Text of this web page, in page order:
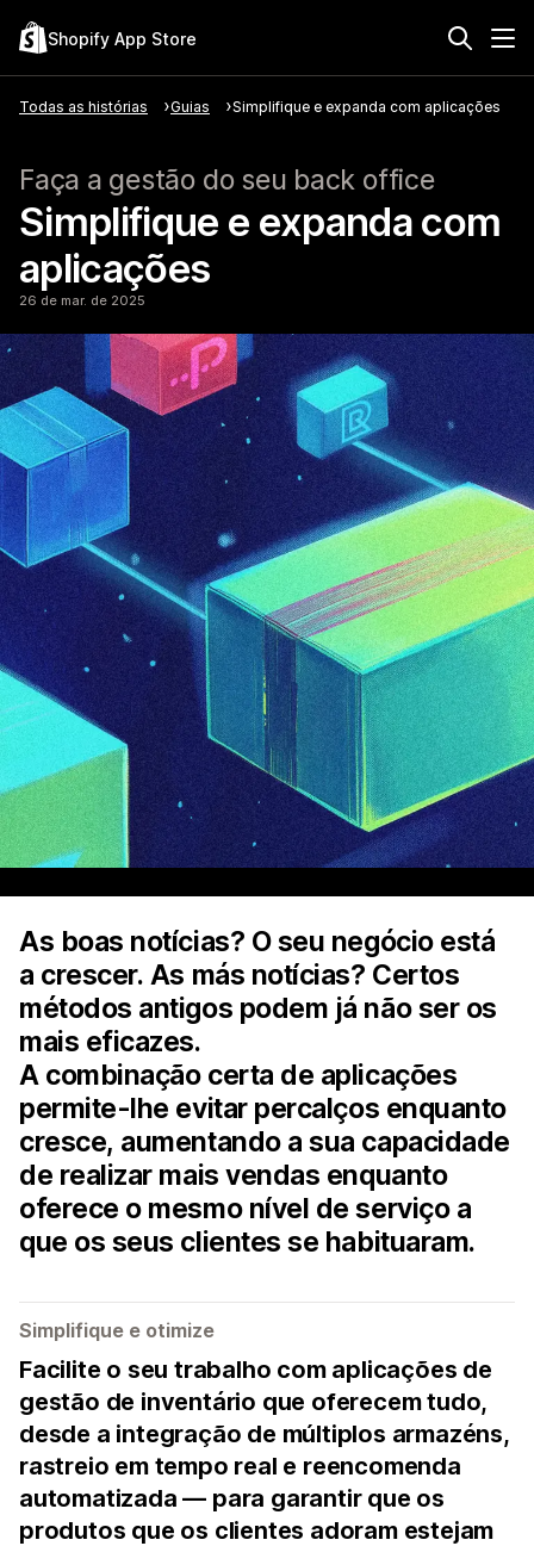
Shopify App Store
Todas as histórias Guias Simplifique e expanda com aplicações
Faça a gestão do seu back office
Simplifique e expanda com
aplicações
26 de mar. de 2025
As boas notícias? O seu negócio está
a crescer. As más notícias? Certos
métodos antigos podem já não ser os
mais eficazes.
A combinação certa de aplicações
permite-lhe evitar percalços enquanto
cresce, aumentando a sua capacidade
de realizar mais vendas enquanto
oferece o mesmo nível de serviço a
que os seus clientes se habituaram.
Simplifique e otimize
Facilite o seu trabalho com aplicações de
gestão de inventário que oferecem tudo,
desde a integração de múltiplos armazéns,
rastreio em tempo real e reencomenda
automatizada — para garantir que os
produtos que os clientes adoram estejam